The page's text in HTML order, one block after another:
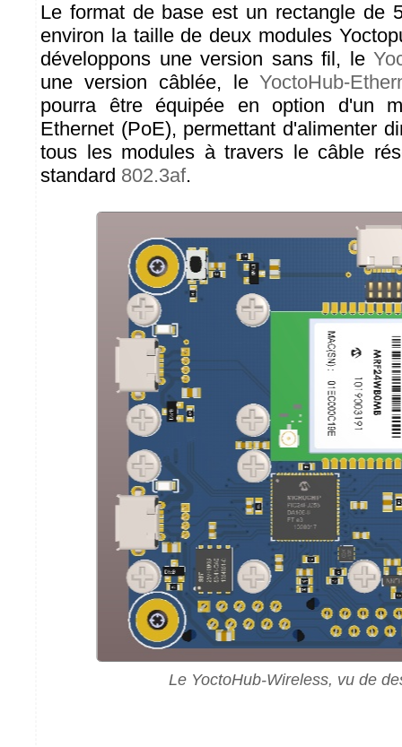
Le format de base est un rectangle de
environ la taille de deux modules
développons une version sans fil, le
une version câblée, leYoctoHub-
pourra être équipée en option d'un
Ethernet (PoE), permettant d'alimenter
tous les modules à travers le câble
standard 802.3af.
Le YoctoHub-Wireless, vu de